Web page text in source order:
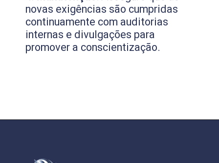
novas exigências são cumpridas
continuamente com auditorias
internas e divulgações para
promover a conscientização.